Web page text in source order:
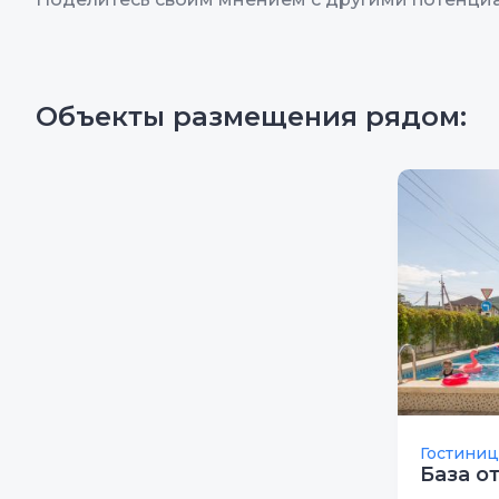
Объекты размещения рядом:
База